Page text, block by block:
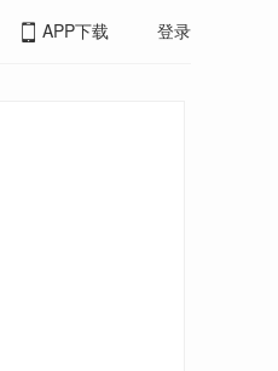
APP下载 登录